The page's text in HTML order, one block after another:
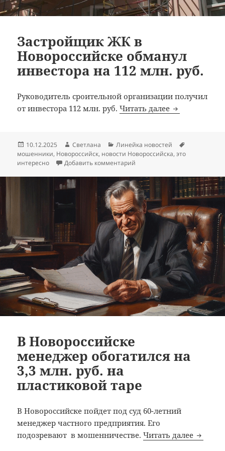
Застройщик ЖК в
Новороссийске обманул
инвестора на 112 млн. руб.
Руководитель сроительной организации получил
от инвестора 112 млн. руб.Читать далее Застройщик
Опубликовано
10.12.2025 Автор
Светлана Рубрики
Линейка новостей
мошенники, Новороссийск, новости Новороссийска,это
интересно
Добавить комментарий
В Новороссийске
менеджер обогатился на
3,3 млн. руб. на
пластиковой таре
В Новороссийске пойдет под суд 60-летний
менеджер частного предприятия. Его
подозревают в мошенничестве.Читать далее В